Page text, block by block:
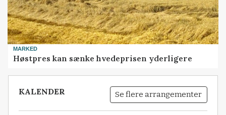
MARKED
Høstpres kan sænke hvedeprisen yderligere
KALENDER Se flere arrangementer